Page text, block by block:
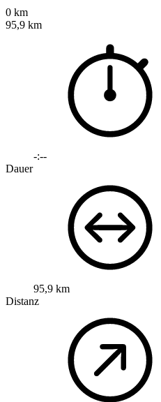
0 km
95,9 km
-:--
Dauer
95,9 km
Distanz